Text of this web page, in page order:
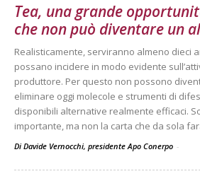
Tea, una grande
che non può diventare un
Realisticamente, serviranno almeno dieci
possano incidere in modo evidente
produttore. Per questo non possono
eliminare oggi molecole e strumenti di
disponibili alternative realmente efficaci.
importante, ma non la carta che da sola
Di Davide Vernocchi, presidente Apo Conerpo -